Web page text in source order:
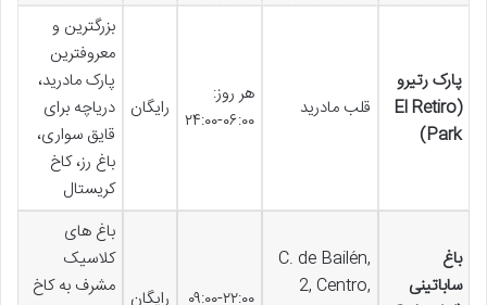
پارک رتیرو
(El Retiro
Park)
قلب مادرید
هر روز:
۰۶:۰۰-۲۴:۰۰
رایگان
بزرگترین و
معروفترین
پارک مادرید،
دریاچه برای
قایق سواری،
باغ رز، کاخ
کریستال
باغ
ساباتینی
C. de Bailén,
2, Centro,
۰۹:۰۰-۲۲:۰۰ رایگان
باغ های
کلاسیک
مشرف به کاخ